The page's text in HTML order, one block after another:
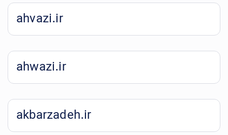
ahvazi.ir
ahwazi.ir
akbarzadeh.ir